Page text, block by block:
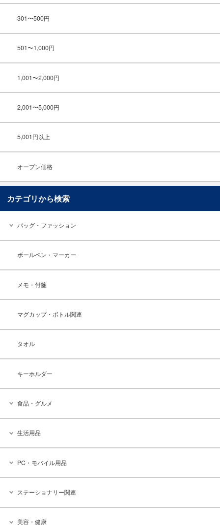
301〜500円
501〜1,000円
1,001〜2,000円
2,001〜5,000円
5,001円以上
オープン価格
カテゴリから検索
バッグ・ファッション
ボールペン・マーカー
メモ・付箋
マグカップ・ボトル関連
タオル
キーホルダー
食品・グルメ
生活用品
PC・モバイル用品
ステーショナリー関連
美容・健康